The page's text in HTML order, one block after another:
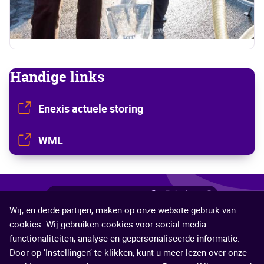
Wij, en derde partijen, maken op onze website gebruik van
cookies. Wij gebruiken cookies voor social media
functionaliteiten, analyse en gepersonaliseerde informatie.
Door op ‘Instellingen’ te klikken, kunt u meer lezen over onze
Handige links
Enexis actuele storing
WML
deze
via
Deel
deze
pagina
op
Deel
deze
pagina
op
Deel
deze
pagina
op
Deel
deze
pagina
op
©2026 Veiligheidsregio Limburg-Noord
Service
Contact Proclaimer Cookies